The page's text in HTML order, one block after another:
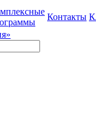
Контакты